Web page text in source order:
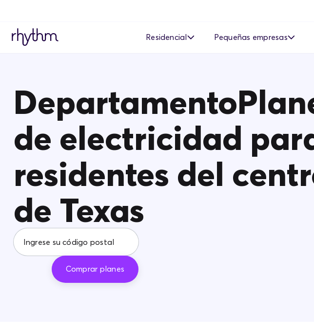
Residencial
Respuesta a la demanda
Descuento Digital
Recompra solar
Pequeñas empresas
Tasa Fija Empresarial
Acerca de la electricidad
de electricidad
residentes del
de Texas
Comprar planes